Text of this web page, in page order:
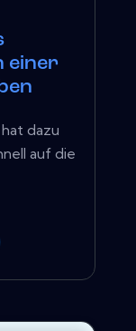
einer
dazu
auf die